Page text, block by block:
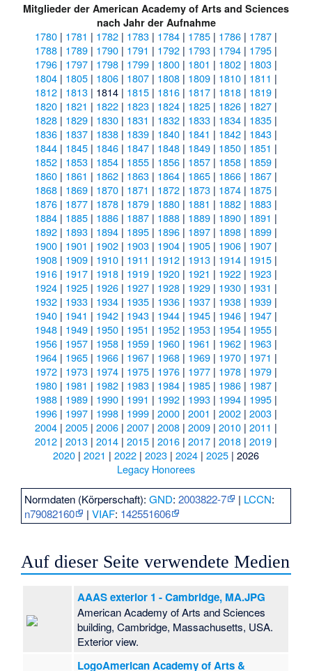
Mitglieder der American Academy of Arts and Sciences
nach Jahr der Aufnahme
1780 | 1781 | 1782 | 1783 | 1784 | 1785 | 1786 | 1787 |
1788 | 1789 | 1790 | 1791 | 1792 | 1793 | 1794 | 1795 |
1796 | 1797 | 1798 | 1799 | 1800 | 1801 | 1802 | 1803 |
1804 | 1805 | 1806 | 1807 | 1808 | 1809 | 1810 | 1811 |
1812 | 1813 | 1814 | 1815 | 1816 | 1817 | 1818 | 1819 |
1820 | 1821 | 1822 | 1823 | 1824 | 1825 | 1826 | 1827 |
1828 | 1829 | 1830 | 1831 | 1832 | 1833 | 1834 | 1835 |
1836 | 1837 | 1838 | 1839 | 1840 | 1841 | 1842 | 1843 |
1844 | 1845 | 1846 | 1847 | 1848 | 1849 | 1850 | 1851 |
1852 | 1853 | 1854 | 1855 | 1856 | 1857 | 1858 | 1859 |
1860 | 1861 | 1862 | 1863 | 1864 | 1865 | 1866 | 1867 |
1868 | 1869 | 1870 | 1871 | 1872 | 1873 | 1874 | 1875 |
1876 | 1877 | 1878 | 1879 | 1880 | 1881 | 1882 | 1883 |
1884 | 1885 | 1886 | 1887 | 1888 | 1889 | 1890 | 1891 |
1892 | 1893 | 1894 | 1895 | 1896 | 1897 | 1898 | 1899 |
1900 | 1901 | 1902 | 1903 | 1904 | 1905 | 1906 | 1907 |
1908 | 1909 | 1910 | 1911 | 1912 | 1913 | 1914 | 1915 |
1916 | 1917 | 1918 | 1919 | 1920 | 1921 | 1922 | 1923 |
1924 | 1925 | 1926 | 1927 | 1928 | 1929 | 1930 | 1931 |
1932 | 1933 | 1934 | 1935 | 1936 | 1937 | 1938 | 1939 |
1940 | 1941 | 1942 | 1943 | 1944 | 1945 | 1946 | 1947 |
1948 | 1949 | 1950 | 1951 | 1952 | 1953 | 1954 | 1955 |
1956 | 1957 | 1958 | 1959 | 1960 | 1961 | 1962 | 1963 |
1964 | 1965 | 1966 | 1967 | 1968 | 1969 | 1970 | 1971 |
1972 | 1973 | 1974 | 1975 | 1976 | 1977 | 1978 | 1979 |
1980 | 1981 | 1982 | 1983 | 1984 | 1985 | 1986 | 1987 |
1988 | 1989 | 1990 | 1991 | 1992 | 1993 | 1994 | 1995 |
1996 | 1997 | 1998 | 1999 | 2000 | 2001 | 2002 | 2003 |
2004 | 2005 | 2006 | 2007 | 2008 | 2009 | 2010 | 2011 |
2012 | 2013 | 2014 | 2015 | 2016 | 2017 | 2018 | 2019 |
2020 | 2021 | 2022 | 2023 | 2024 | 2025 | 2026
Legacy Honorees
Normdaten (Körperschaft):GND:2003822-7 | LCCN:
n79082160
|VIAF: 142551606
Auf dieser Seite verwendete Medien
AAAS exterior 1 - Cambridge, MA.JPG
American Academy of Arts and Sciences
building, Cambridge, Massachusetts, USA.
Exterior view.
LogoAmerican Academy of Arts &